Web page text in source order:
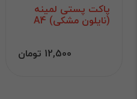
پاکت پستی لمینه
(نایلون مشکی) A4
12,500 تومان